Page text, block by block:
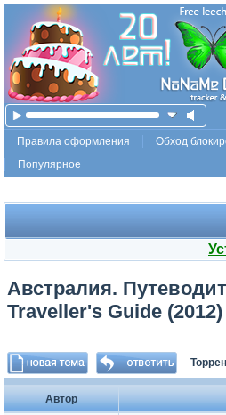
Правила оформления
Обход
Популярное
Австралия.
Traveller's Guide
Автор